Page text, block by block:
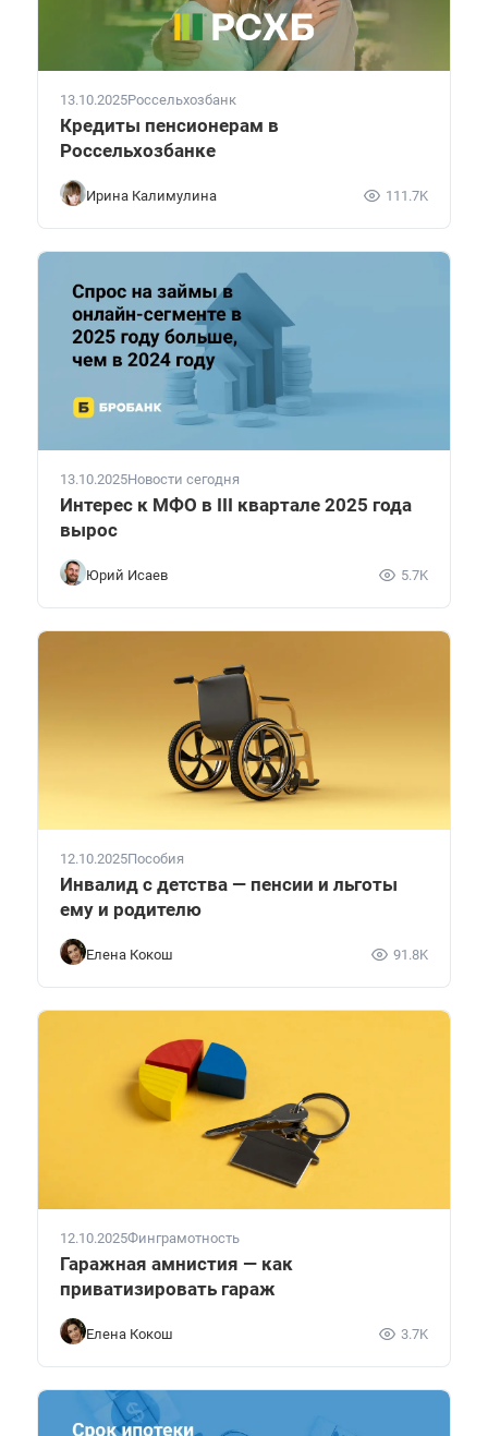
13.10.2025Россельхозбанк
Кредиты пенсионерам в
Россельхозбанке
Ирина Калимулина 111.7K
13.10.2025Новости сегодня
Интерес к МФО в III квартале 2025 года
вырос
Юрий Исаев 5.7K
12.10.2025Пособия
Инвалид с детства — пенсии и льготы
ему и родителю
Елена Кокош 91.8K
12.10.2025Финграмотность
Гаражная амнистия — как
приватизировать гараж
Елена Кокош 3.7K